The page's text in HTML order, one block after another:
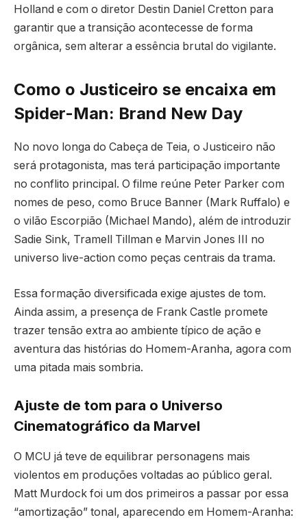
Holland e com o diretor Destin Daniel Cretton para
garantir que a transição acontecesse de forma
orgânica, sem alterar a essência brutal do vigilante.
Como o Justiceiro se encaixa em
Spider-Man: Brand New Day
No novo longa do Cabeça de Teia, o Justiceiro não
será protagonista, mas terá participação importante
no conflito principal. O filme reúne Peter Parker com
nomes de peso, como Bruce Banner (Mark Ruffalo) e
o vilão Escorpião (Michael Mando), além de introduzir
Sadie Sink, Tramell Tillman e Marvin Jones III no
universo live-action como peças centrais da trama.
Essa formação diversificada exige ajustes de tom.
Ainda assim, a presença de Frank Castle promete
trazer tensão extra ao ambiente típico de ação e
aventura das histórias do Homem-Aranha, agora com
uma pitada mais sombria.
Ajuste de tom para o Universo
Cinematográfico da Marvel
O MCU já teve de equilibrar personagens mais
violentos em produções voltadas ao público geral.
Matt Murdock foi um dos primeiros a passar por essa
“amortização” tonal, aparecendo em Homem-Aranha: